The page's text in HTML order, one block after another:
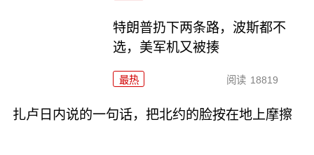
特朗普扔下两条路，波斯都不
选，美军机又被揍
最热 阅读 18819
扎卢日内说的一句话，把北约的脸按在地上摩擦